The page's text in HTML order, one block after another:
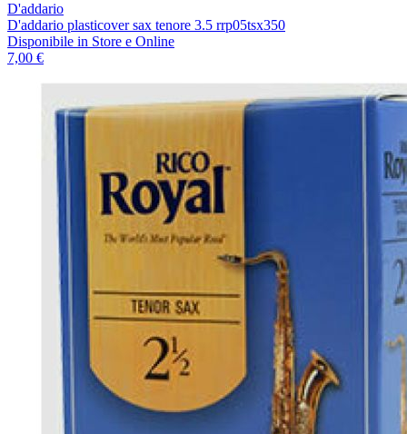
D'addario
D'addario plasticover sax tenore 3.5 rrp05tsx350
Disponibile in Store e Online
7,00 €